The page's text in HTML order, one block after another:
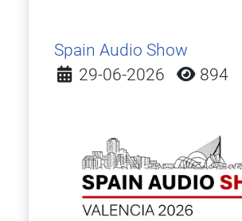
Spain Audio Show
Detalles
29-06-2026 894